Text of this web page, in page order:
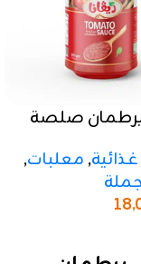
برطمان صلصة
, معلبات,